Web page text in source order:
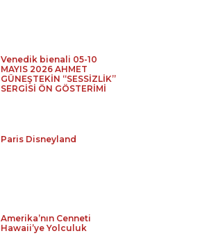
Venedik bienali 05-10
MAYIS 2026 AHMET
GÜNEŞTEKİN “SESSİZLİK”
SERGİSİ ÖN GÖSTERİMİ
Paris Disneyland
Amerika’nın Cenneti
Hawaii’ye Yolculuk